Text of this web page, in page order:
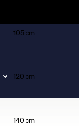
105 cm
120 cm
140 cm